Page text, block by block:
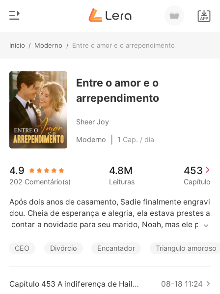
Início / Moderno / Entre o amor e o arrependimento
Loja
Histórico
Sair
Baixar App
Gênero
Moderno
Lobisomem
Contos
Bilionários
Contos Curtos
Entre o amor e o
arrependimento
Sheer Joy
Moderno 1 Cap. / dia
4.9
202 Comentário(s)
4.8M
Leituras
453
Capítulo
Após dois anos de casamento, Sadie finalmente engravi
dou. Cheia de esperança e alegria, ela estava prestes a
contar a novidade para seu marido, Noah, mas ele pedi
oah para pedir ajuda. Porém, ele não atendeu e, devast
CEO Divórcio Encantador Triangulo amoroso
Capítulo 453 A indiferença de Hailey 08-18 11:24